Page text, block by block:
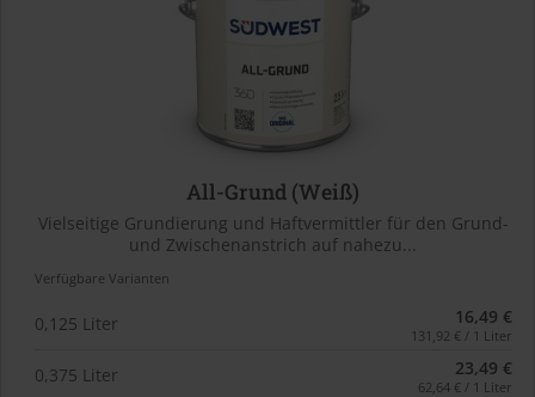
All-Grund (Weiß)
Vielseitige Grundierung und Haftvermittler für den Grund-
und Zwischenanstrich auf nahezu...
Verfügbare Varianten
0,125 Liter 16,49 €
131,92 € / 1 Liter
0,375 Liter 23,49 €
62,64 € / 1 Liter